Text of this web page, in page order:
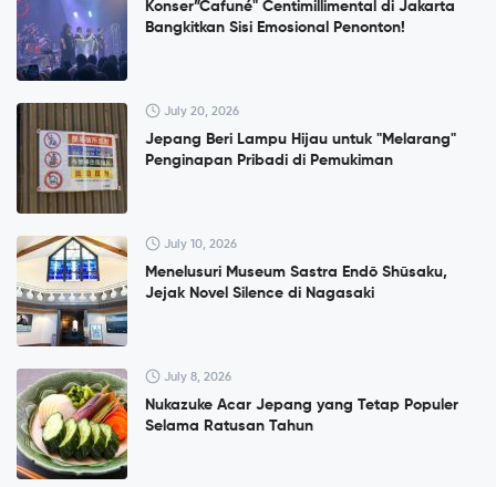
Konser”Cafuné" Centimillimental di Jakarta
Bangkitkan Sisi Emosional Penonton!
July 20, 2026
Jepang Beri Lampu Hijau untuk "Melarang"
Penginapan Pribadi di Pemukiman
July 10, 2026
Menelusuri Museum Sastra Endō Shūsaku,
Jejak Novel Silence di Nagasaki
July 8, 2026
Nukazuke Acar Jepang yang Tetap Populer
Selama Ratusan Tahun